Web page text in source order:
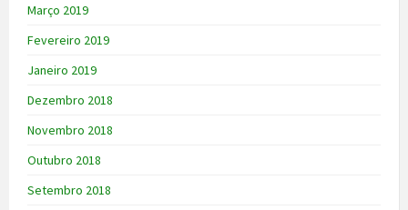
Março 2019
Fevereiro 2019
Janeiro 2019
Dezembro 2018
Novembro 2018
Outubro 2018
Setembro 2018